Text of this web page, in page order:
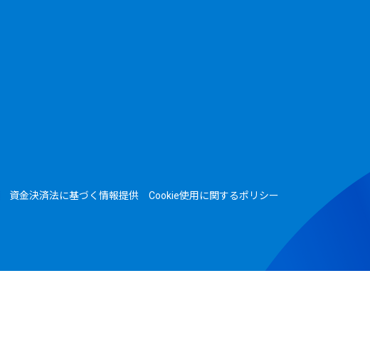
資金決済法に基づく情報提供
Cookie使用に関するポリシー